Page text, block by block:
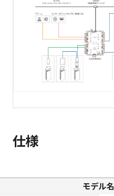
仕様
モデル名